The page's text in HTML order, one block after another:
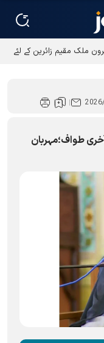
ملک مقیم زائرین کے لئے
طواف؛مہربان